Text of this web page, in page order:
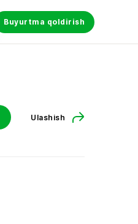
Buyurtma qoldirish
Ulashish